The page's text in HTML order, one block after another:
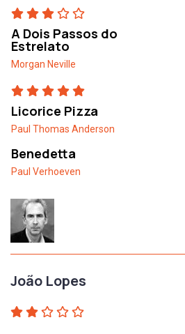
A Dois Passos do
Estrelato
Morgan Neville
Licorice Pizza
Paul Thomas Anderson
Benedetta
Paul Verhoeven
João Lopes